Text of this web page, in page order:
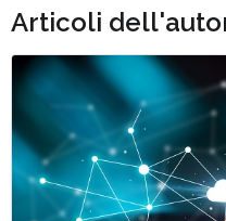
Articoli